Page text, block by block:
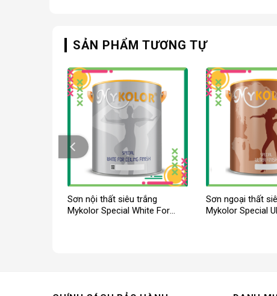
SẢN PHẨM TƯƠNG TỰ
Sơn nội thất siêu trắng
Mykolor Special White For
Sơn ngoại thất
Mykolor Special